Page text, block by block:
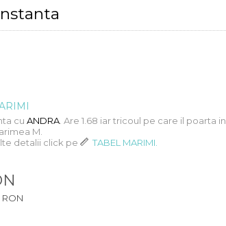
cu ANDRA . Are 1.68 iar tricoul pe care il poarta in
M.
detalii click pe
TABEL MARIMI.
RON